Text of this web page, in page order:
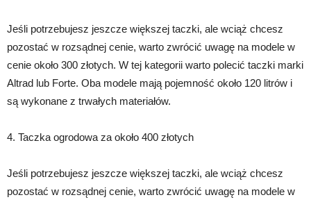
Jeśli potrzebujesz jeszcze większej taczki, ale wciąż chcesz
pozostać w rozsądnej cenie, warto zwrócić uwagę na modele w
cenie około 300 złotych. W tej kategorii warto polecić taczki marki
Altrad lub Forte. Oba modele mają pojemność około 120 litrów i
są wykonane z trwałych materiałów.
4. Taczka ogrodowa za około 400 złotych
Jeśli potrzebujesz jeszcze większej taczki, ale wciąż chcesz
pozostać w rozsądnej cenie, warto zwrócić uwagę na modele w